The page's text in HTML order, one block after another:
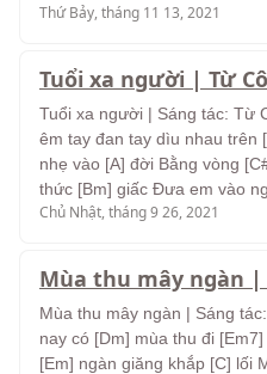
Thứ Bảy, tháng 11 13, 2021
Tuổi xa người | Từ
Tuổi xa người | Sáng tác: Từ
êm tay đan tay dìu nhau trên
nhẹ vào [A] đời Bằng vòng
thức [Bm] giấc Đưa em vào
Chủ Nhật, tháng 9 26, 2021
Mùa thu mây ngàn |
Mùa thu mây ngàn | Sáng
nay có [Dm] mùa thu đi
[Em] ngàn giăng khắp [C] lối